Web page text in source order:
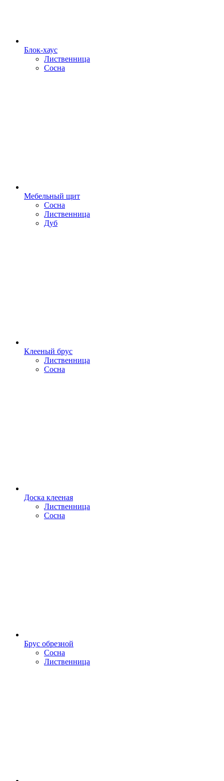
Блок-хаус
Лиственница
Сосна
Мебельный щит
Сосна
Лиственница
Дуб
Клееный брус
Лиственница
Сосна
Доска клееная
Лиственница
Сосна
Брус обрезной
Сосна
Лиственница